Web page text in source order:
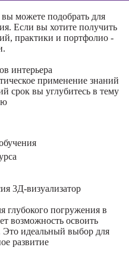
можете подобрать для
Если вы хотите получить
практики и портфолио -
интерьера
применение знаний
срок вы углубитесь в тему
3Д-визуализатор
глубокого погружения в
возможность освоить
идеальный выбор для
развитие